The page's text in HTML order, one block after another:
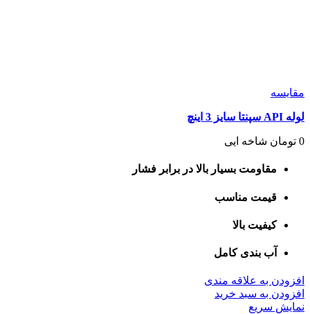
مقايسه
لوله API سپنتا سایز 3 اینچ
0 تومان شاخه ایی
مقاومت بسیار بالا در برابر فشار
قیمت مناسب
کیفیت بالا
آب بندی کامل
افزودن به علاقه مندی
افزودن به سبد خرید
نمایش سریع